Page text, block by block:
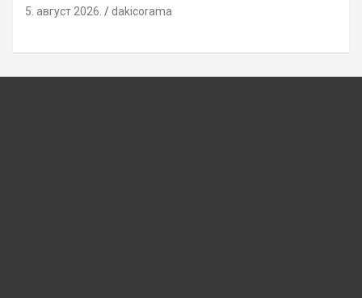
5. август 2026. dakicorama